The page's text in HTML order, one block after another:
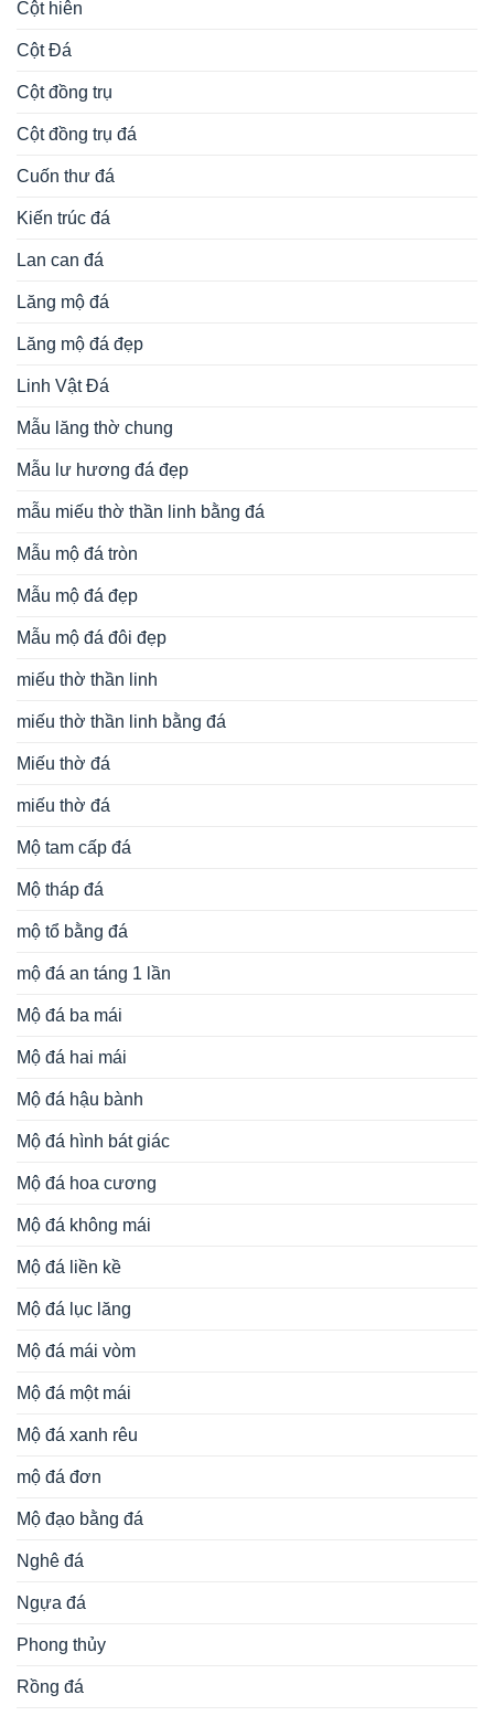
Cột hiên
Cột Đá
Cột đồng trụ
Cột đồng trụ đá
Cuốn thư đá
Kiến trúc đá
Lan can đá
Lăng mộ đá
Lăng mộ đá đẹp
Linh Vật Đá
Mẫu lăng thờ chung
Mẫu lư hương đá đẹp
mẫu miếu thờ thần linh bằng đá
Mẫu mộ đá tròn
Mẫu mộ đá đẹp
Mẫu mộ đá đôi đẹp
miếu thờ thần linh
miếu thờ thần linh bằng đá
Miếu thờ đá
miếu thờ đá
Mộ tam cấp đá
Mộ tháp đá
mộ tổ bằng đá
mộ đá an táng 1 lần
Mộ đá ba mái
Mộ đá hai mái
Mộ đá hậu bành
Mộ đá hình bát giác
Mộ đá hoa cương
Mộ đá không mái
Mộ đá liền kề
Mộ đá lục lăng
Mộ đá mái vòm
Mộ đá một mái
Mộ đá xanh rêu
mộ đá đơn
Mộ đạo bằng đá
Nghê đá
Ngựa đá
Phong thủy
Rồng đá